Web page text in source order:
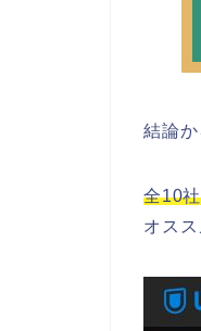
結論か
全10
オスス